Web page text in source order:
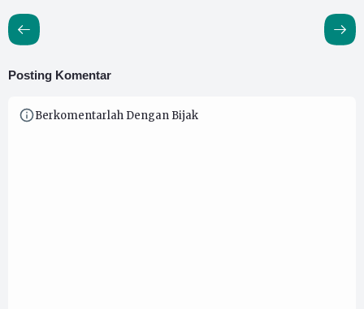
Posting Komentar
Berkomentarlah Dengan Bijak